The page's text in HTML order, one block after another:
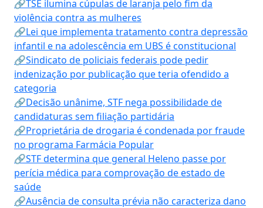
🔗TSE ilumina cúpulas de laranja pelo fim da
violência contra as mulheres
🔗Lei que implementa tratamento contra depressão
infantil e na adolescência em UBS é constitucional
🔗Sindicato de policiais federais pode pedir
indenização por publicação que teria ofendido a
categoria
🔗Decisão unânime, STF nega possibilidade de
candidaturas sem filiação partidária
🔗Proprietária de drogaria é condenada por fraude
no programa Farmácia Popular
🔗STF determina que general Heleno passe por
perícia médica para comprovação de estado de
saúde
🔗Ausência de consulta prévia não caracteriza dano